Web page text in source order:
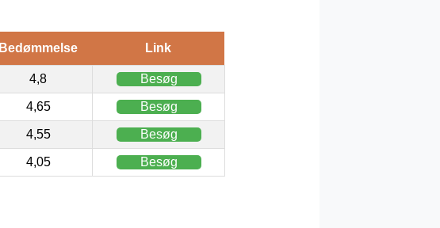
Bedømmelse Link
4,8 Besøg
4,65 Besøg
4,55 Besøg
4,05 Besøg